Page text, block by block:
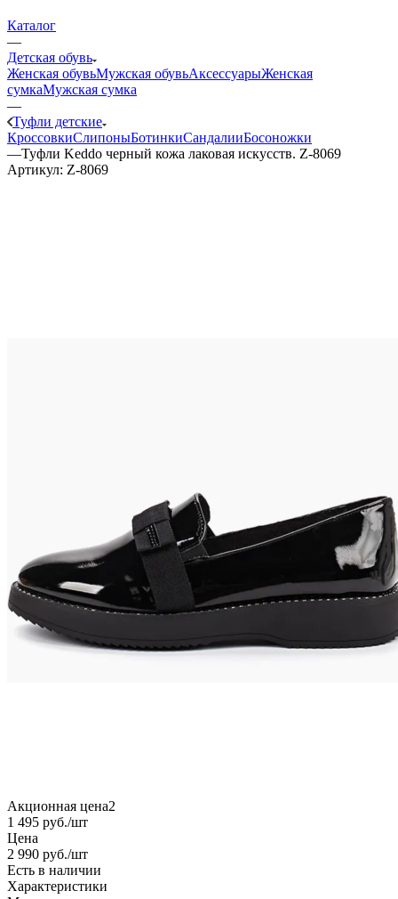
Каталог
—
Детская обувь
Женская обувьМужская обувьАксессуарыЖенская
сумкаМужская сумка
—
Туфли детские
КроссовкиСлипоныБотинкиСандалииБосоножки
—Туфли Keddo черный кожа лаковая искусств. Z-8069
Артикул: Z-8069
Акционная цена2
1 495 руб./шт
Цена
2 990 руб./шт
Есть в наличии
Характеристики